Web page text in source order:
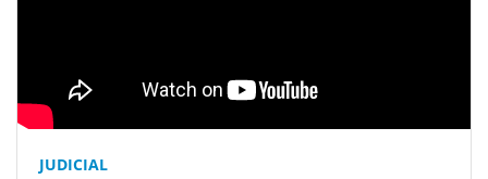
JUDICIAL